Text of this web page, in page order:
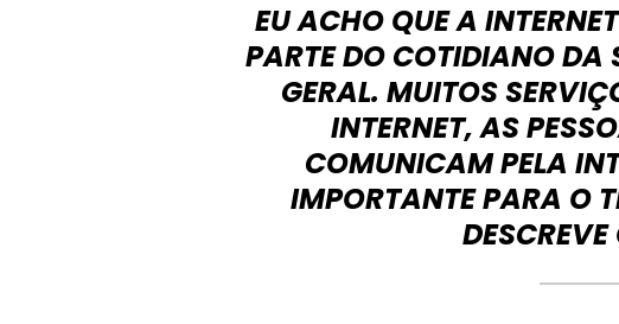
EU ACHO QUE A
PARTE DO COTIDIANO DA
GERAL. MUITOS
INTERNET, AS
COMUNICAM PELA
IMPORTANTE PARA O